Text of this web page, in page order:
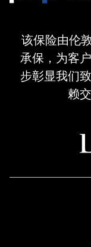
该保险由伦
承保，为客
步彰显我们
赖